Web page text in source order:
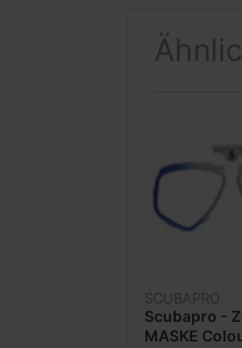
SCUBAPRO
Scubapro -
MASKE